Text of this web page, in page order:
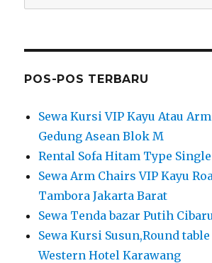
for:
POS-POS TERBARU
Sewa Kursi VIP Kayu Atau
Gedung Asean Blok M
Rental Sofa Hitam Type
Sewa Arm Chairs VIP Kayu
Tambora Jakarta Barat
Sewa Tenda bazar Putih
Sewa Kursi Susun,Round
Western Hotel Karawang